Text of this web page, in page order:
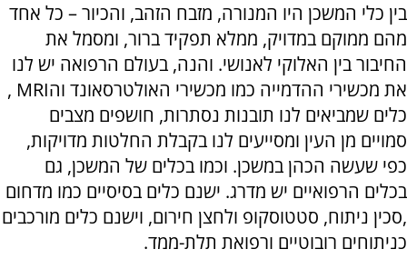
בין כלי המשכן היו המנורה, מזבח הזהב, והכיור – כל אחד
מהם ממוקם במדויק, ממלא תפקיד ברור, ומסמל את
החיבור בין האלוקי לאנושי. והנה, בעולם הרפואה יש לנו
את מכשירי ההדמייה כמו מכשירי האולטרסאונד והMRI ,
כלים שמביאים לנו תובנות נסתרות, חושפים מצבים
סמויים מן העין ומסייעים לנו בקבלת החלטות מדויקות,
כפי שעשה הכהן במשכן. וכמו בכלים של המשכן, גם
בכלים הרפואיים יש מדרג. ישנם כלים בסיסיים כמו מדחום
,סכין ניתוח, סטטוסקופ ולחצן חירום, וישנם כלים מורכבים
כניתוחים רובוטיים ורפואת תלת-ממד.